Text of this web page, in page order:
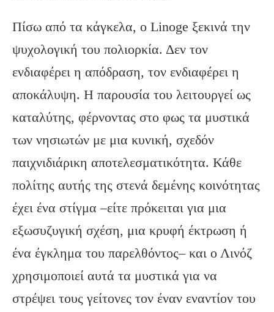
Πίσω από τα κάγκελα, ο Linoge ξεκινά την
ψυχολογική του πολιορκία. Δεν τον
ενδιαφέρει η απόδραση, τον ενδιαφέρει η
αποκάλυψη. Η παρουσία του λειτουργεί ως
καταλύτης, φέρνοντας στο φως τα μυστικά
των νησιωτών με μια κυνική, σχεδόν
παιχνιδιάρικη αποτελεσματικότητα. Κάθε
πολίτης αυτής της στενά δεμένης κοινότητας
έχει ένα στίγμα –είτε πρόκειται για μια
εξωσυζυγική σχέση, μια κρυφή έκτρωση ή
ένα έγκλημα του παρελθόντος– και ο Λινόζ
χρησιμοποιεί αυτά τα μυστικά για να
στρέψει τους γείτονες τον έναν εναντίον του